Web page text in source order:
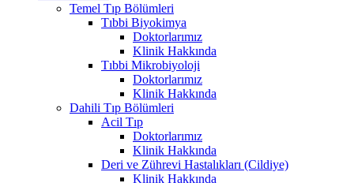
Temel Tıp Bölümleri
Tıbbi Biyokimya
Doktorlarımız
Klinik Hakkında
Tıbbi Mikrobiyoloji
Doktorlarımız
Klinik Hakkında
Dahili Tıp Bölümleri
Acil Tıp
Doktorlarımız
Klinik Hakkında
Deri ve Zührevi Hastalıkları (Cildiye)
Klinik Hakkında